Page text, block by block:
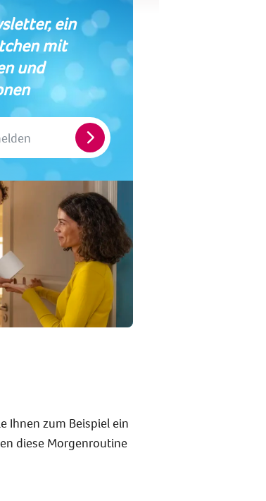
ein
mit
und
Anmelden
Ihnen zum Beispiel ein
diese Morgenroutine